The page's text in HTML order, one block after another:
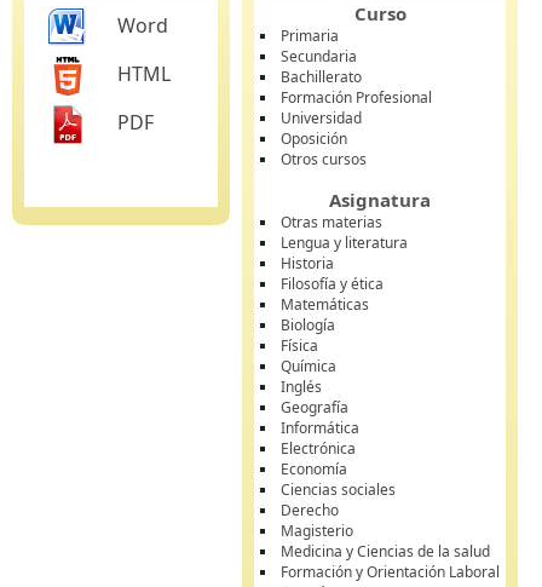
Word
HTML
PDF
Curso
Primaria
Secundaria
Bachillerato
Formación Profesional
Universidad
Oposición
Otros cursos
Asignatura
Otras materias
Lengua y literatura
Historia
Filosofía y ética
Matemáticas
Biología
Física
Química
Inglés
Geografía
Informática
Electrónica
Economía
Ciencias sociales
Derecho
Magisterio
Medicina y Ciencias de la salud
Formación y Orientación Laboral